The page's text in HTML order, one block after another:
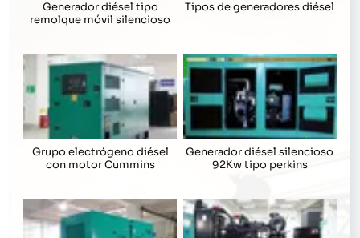
Generador diésel tipo
remolque móvil silencioso
Tipos de generadores diésel
Grupo electrógeno diésel
con motor Cummins
Generador diésel silencioso
92Kw tipo perkins